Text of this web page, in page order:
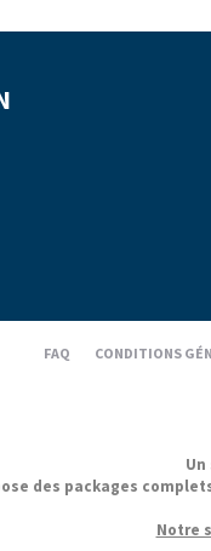
FAQ CONDITIONS
des packages
Notre